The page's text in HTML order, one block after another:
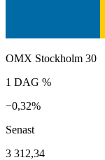
OMX Stockholm 30
1 DAG %
−0,32%
Senast
3 312,34